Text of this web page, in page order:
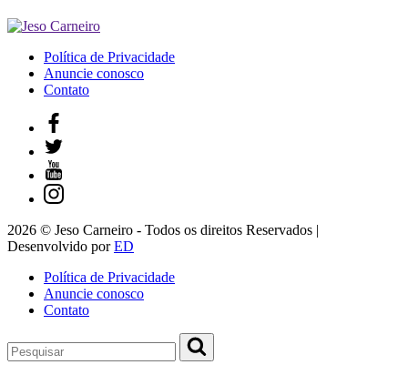
Política de Privacidade
Anuncie conosco
Contato
2026 © Jeso Carneiro - Todos os direitos Reservados |
Desenvolvido porED
Política de Privacidade
Anuncie conosco
Contato